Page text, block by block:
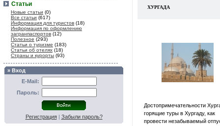
Статьи
Новые статьи (0)
Все статьи (617)
Информация для туристов (18)
Информация по оформлению
загранпаспортов (12)
Полезное (293)
Статьи о туризме (183)
Статьи об отелях (18)
Страны и курорты (93)
» Вход
E-Mail:
Пароль:
Регистрация| Забыли пароль?
ХУРГАДА
Достопримечательности
горящие туры в Хургаду, как
провести незабываемый